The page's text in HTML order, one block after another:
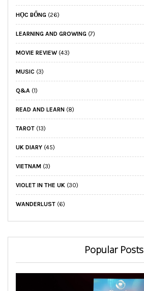
HỌC BỔNG (26)
LEARNING AND GROWING (7)
MOVIE REVIEW (43)
MUSIC (3)
Q&A (1)
READ AND LEARN (8)
TAROT (13)
UK DIARY (45)
VIETNAM (3)
VIOLET IN THE UK (30)
WANDERLUST (6)
Popular Posts